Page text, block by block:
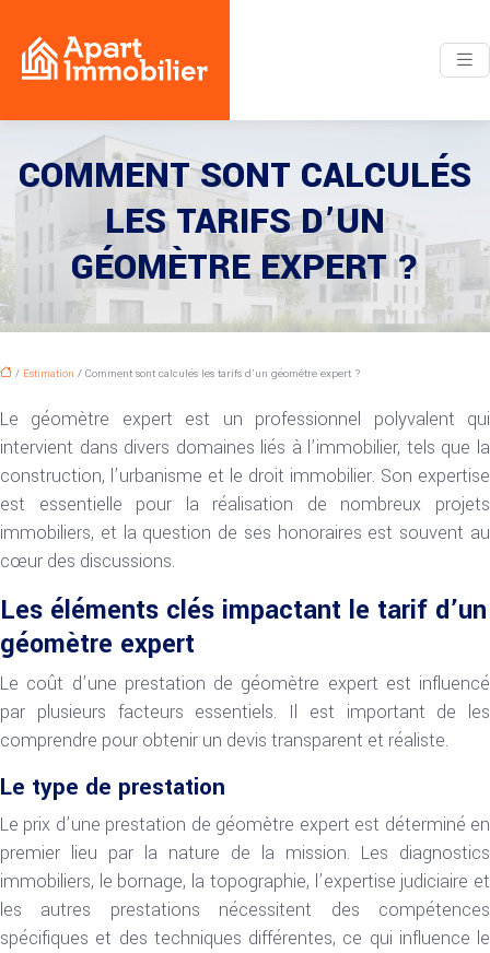
COMMENT SONT CALCULÉS
LES TARIFS D’UN
GÉOMÈTRE EXPERT ?
/ Estimation / Comment sont calculés les tarifs d’un géomètre expert ?
Le géomètre expert est un professionnel polyvalent qui
intervient dans divers domaines liés à l’immobilier, tels que la
construction, l’urbanisme et le droit immobilier. Son expertise
est essentielle pour la réalisation de nombreux projets
immobiliers, et la question de ses honoraires est souvent au
cœur des discussions.
Les éléments clés impactant le tarif d’un
géomètre expert
Le coût d’une prestation de géomètre expert est influencé
par plusieurs facteurs essentiels. Il est important de les
comprendre pour obtenir un devis transparent et réaliste.
Le type de prestation
Le prix d’une prestation de géomètre expert est déterminé en
premier lieu par la nature de la mission. Les diagnostics
immobiliers, le bornage, la topographie, l’expertise judiciaire et
les autres prestations nécessitent des compétences
spécifiques et des techniques différentes, ce qui influence le